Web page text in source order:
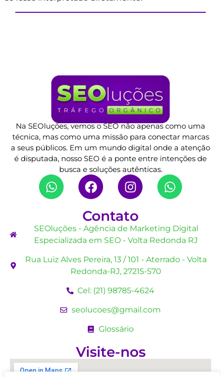
Na SEOluções, vemos o SEO não apenas como uma
técnica, mas como uma missão para conectar marcas
a seus públicos. Em um mundo digital onde a atenção
é disputada, nosso SEO é a ponte entre intenções de
busca e soluções autênticas.
Contato
SEOluções - Agência de Marketing Digital
Especializada em SEO - Volta Redonda RJ
Rua Luiz Alves Pereira, 13 / 101 - Aterrado - Volta
Redonda-RJ, 27215-570
Cel: (21) 98785-4624
seolucoes@gmail.com
Glossário
Visite-nos